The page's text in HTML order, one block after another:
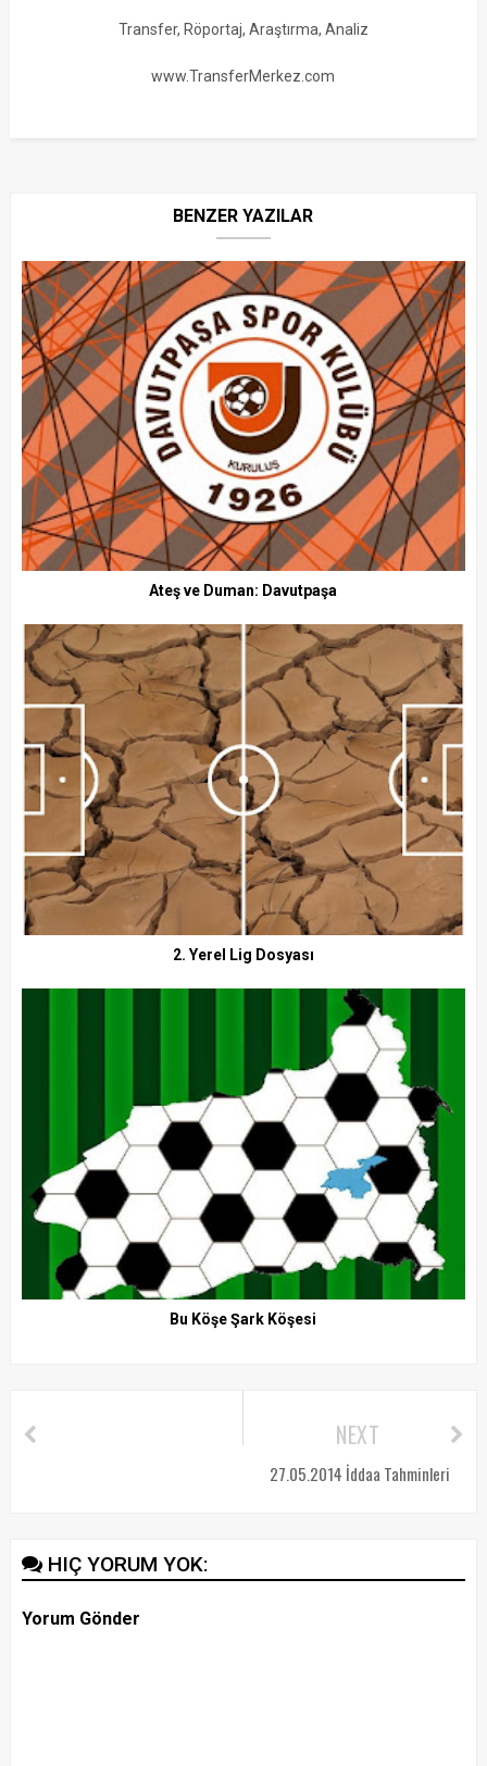
Transfer, Röportaj, Araştırma, Analiz
www.TransferMerkez.com
BENZER YAZILAR
Ateş ve Duman: Davutpaşa
2. Yerel Lig Dosyası
Bu Köşe Şark Köşesi
NEXT
27.05.2014 İddaa Tahminleri
HIÇ YORUM YOK:
Yorum Gönder